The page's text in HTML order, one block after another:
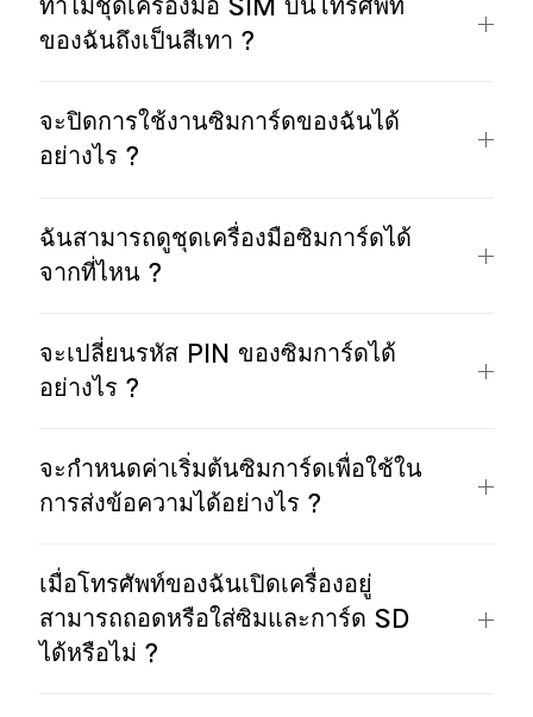
ทำไมชุดเครื่องมือ SIM บนโทรศัพท์
ของฉันถึงเป็นสีเทา ?
จะปิดการใช้งานซิมการ์ดของฉันได้
อย่างไร ?
ฉันสามารถดูชุดเครื่องมือซิมการ์ดได้
จากที่ไหน ?
จะเปลี่ยนรหัส PIN ของซิมการ์ดได้
อย่างไร ?
จะกำหนดค่าเริ่มต้นซิมการ์ดเพื่อใช้ใน
การส่งข้อความได้อย่างไร ?
เมื่อโทรศัพท์ของฉันเปิดเครื่องอยู่
สามารถถอดหรือใส่ซิมและการ์ด SD
ได้หรือไม่ ?